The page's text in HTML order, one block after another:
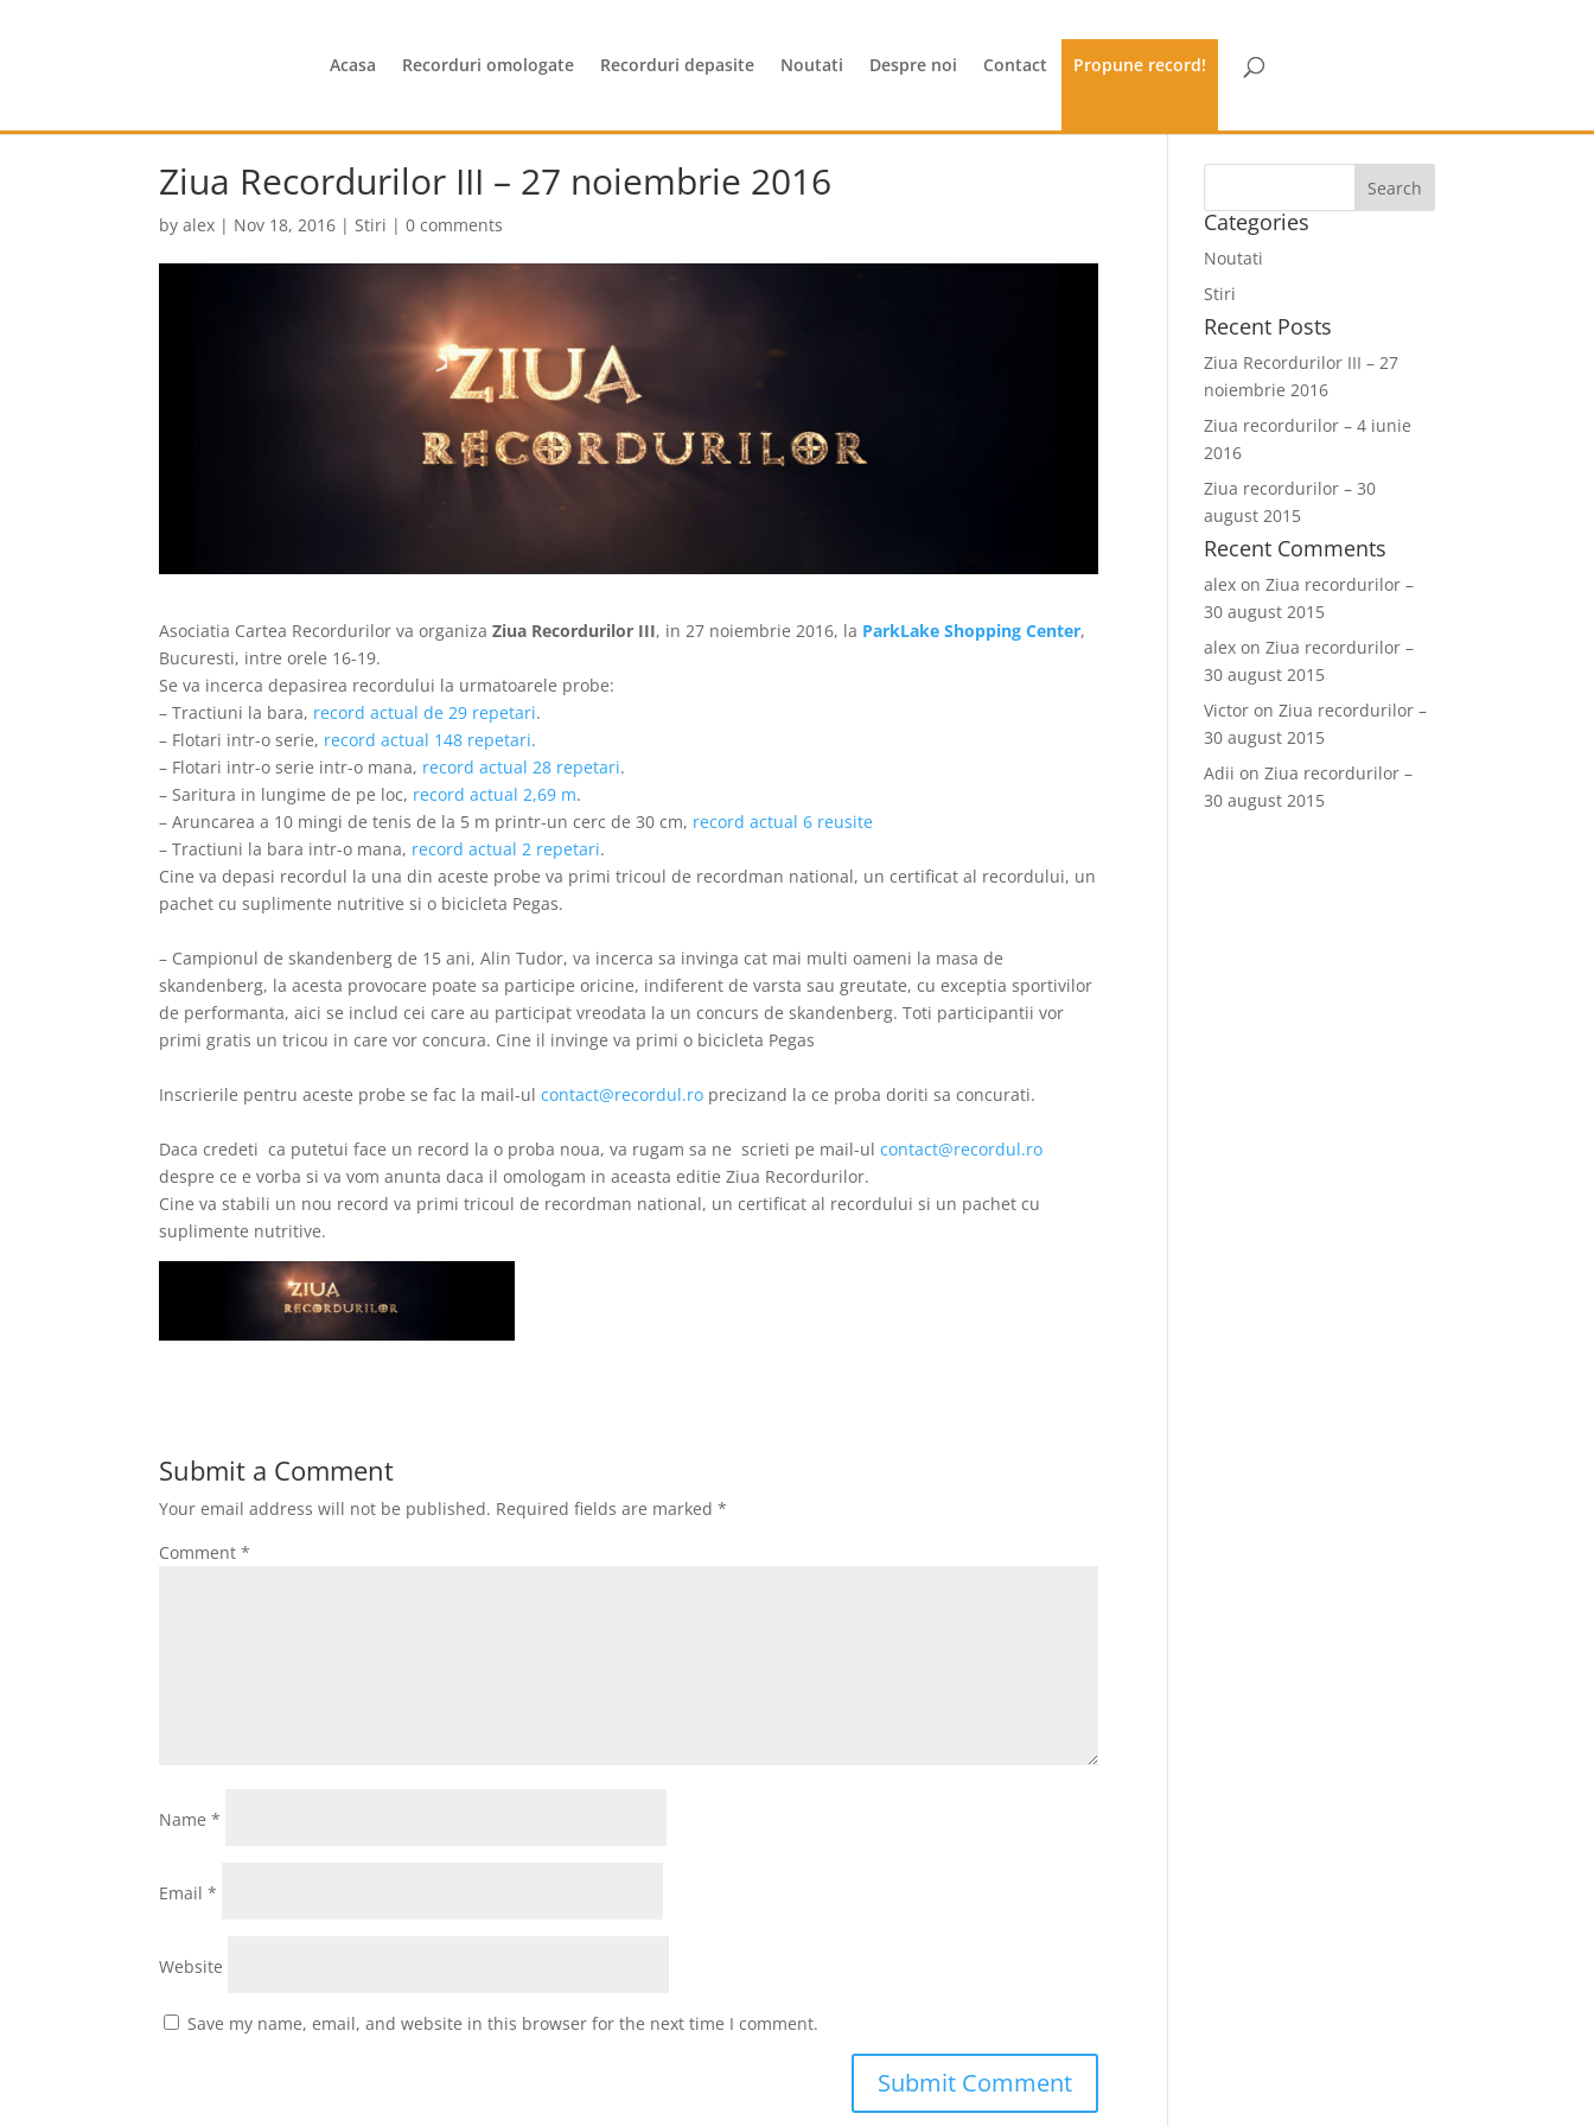
Acasa Recorduri omologate Recorduri depasite Noutati Despre noi Contact Propune record!
Ziua Recordurilor III – 27 noiembrie 2016
byalex | Nov 18, 2016 |Stiri |0 comments
Asociatia Cartea Recordurilor va organizaZiua Recordurilor III, in 27 noiembrie 2016, la ParkLake Shopping Center,
Bucuresti, intre orele 16-19.
Se va incerca depasirea recordului la urmatoarele probe:
– Tractiuni la bara, record actual de 29 repetari.
– Flotari intr-o serie, record actual 148 repetari.
– Flotari intr-o serie intr-o mana, record actual 28 repetari.
– Saritura in lungime de pe loc, record actual 2,69 m.
– Aruncarea a 10 mingi de tenis de la 5 m printr-un cerc de 30 cm, record actual 6 reusite
– Tractiuni la bara intr-o mana, record actual 2 repetari.
Cine va depasi recordul la una din aceste probe va primi tricoul de recordman national, un certificat al recordului, un
pachet cu suplimente nutritive si o bicicleta Pegas.
– Campionul de skandenberg de 15 ani, Alin Tudor, va incerca sa invinga cat mai multi oameni la masa de
skandenberg, la acesta provocare poate sa participe oricine, indiferent de varsta sau greutate, cu exceptia sportivilor
de performanta, aici se includ cei care au participat vreodata la un concurs de skandenberg. Toti participantii vor
primi gratis un tricou in care vor concura. Cine il invinge va primi o bicicleta Pegas
Inscrierile pentru aceste probe se fac la mail-ulcontact@recordul.ro precizand la ce proba doriti sa concurati.
Daca credeti ca putetui face un record la o proba noua, va rugam sa ne scrieti pe mail-ulcontact@recordul.ro
despre ce e vorba si va vom anunta daca il omologam in aceasta editie Ziua Recordurilor.
Cine va stabili un nou record va primi tricoul de recordman national, un certificat al recordului si un pachet cu
suplimente nutritive.
Submit a Comment
Your email address will not be published. Required fields are marked*
Comment*
Name*
Email*
Website
Save my name, email, and website in this browser for the next time I comment.
Categories
Noutati
Stiri
Recent Posts
Ziua Recordurilor III – 27
noiembrie 2016
Ziua recordurilor – 4 iunie
2016
Ziua recordurilor – 30
august 2015
Recent Comments
alex onZiua recordurilor –
30 august 2015
alex onZiua recordurilor –
30 august 2015
Victor onZiua recordurilor –
30 august 2015
Adii onZiua recordurilor –
30 august 2015